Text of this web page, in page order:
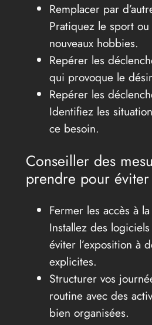
Remplacer par
Pratiquez le sport
nouveaux hobbies.
Repérer les
qui provoque le
Repérer les
Identifiez les
ce besoin.
Conseiller des
prendre pour
Fermer les accès à
Installez des
éviter l’exposition à
explicites.
Structurer vos
routine avec des
bien organisées.